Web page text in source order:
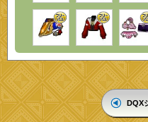
DQX